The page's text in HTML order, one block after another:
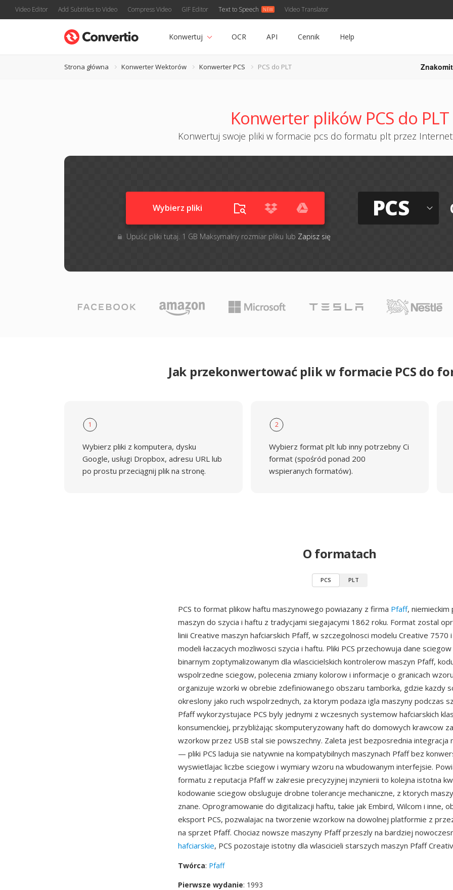
Video Editor Add Subtitles to Video Compress Video GIF Editor Text to Speech Video Translator
Konwertuj OCR API Cennik Help
Strona główna Konwerter Wektorów Konwerter PCS PCS do PLT
Konwerter plików PCS do PLT
Konwertuj swoje pliki w formacie pcs do formatu plt przez Internet
Wybierz pliki
Upuść pliki tutaj. 1 GB Maksymalny rozmiar pliku lub Zapisz się
PCS
Jak przekonwertować plik w formacie PCS do
1
Wybierz pliki z komputera, dysku
Google, usługi Dropbox, adresu URL lub
po prostu przeciągnij plik na stronę.
2
Wybierz format plt lub inny potrzebny Ci
format (spośród ponad 200
wspieranych formatów).
O formatach
PCS PLT
PCS to format plikow haftu maszynowego powiazany z firma Pfaff,
maszyn do szycia i haftu z tradycjami siegajacymi 1862 roku. Format zostal
linii Creative maszyn hafciarskich Pfaff, w szczegolnosci modelu Creative 7570
modeli łaczacych mozliwosci szycia i haftu. Pliki PCS przechowuja dane
binarnym zoptymalizowanym dla wlascicielskich kontrolerow maszyn Pfaff,
wspolrzedne sciegow, polecenia zmiany kolorow i informacje o granicach
organizuje wzorki w obrebie zdefiniowanego obszaru tamborka, gdzie kazdy
okreslony jako ruch wspolrzednych, za ktorym podaza igla maszyny podczas
Pfaff wykorzystujace PCS byly jednymi z wczesnych systemow hafciarskich
konsumenckiej, przybliżając skomputeryzowany haft do domowych krawcow
wzorkow przez USB stal sie powszechny. Zaleta jest bezposrednia integracja
— pliki PCS laduja sie natywnie na kompatybilnych maszynach Pfaff bez
wyswietlajac liczbe sciegow i wymiary wzoru na wbudowanym interfejsie.
formatu z reputacja Pfaff w zakresie precyzyjnej inzynierii to kolejna istotna
kodowanie sciegow obsluguje drobne tolerancje mechaniczne, z ktorych
znane. Oprogramowanie do digitalizacji haftu, takie jak Embird, Wilcom i inne,
eksport PCS, pozwalajac na tworzenie wzorkow na dowolnej platformie z
na sprzet Pfaff. Chociaz nowsze maszyny Pfaff przeszly na bardziej
hafciarskie, PCS pozostaje istotny dla wlascicieli starszych maszyn Pfaff
Twórca: Pfaff
Pierwsze wydanie: 1993